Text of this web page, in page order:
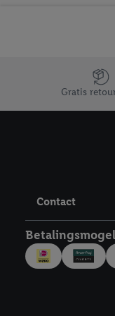
Jouw voordelen bij
Gratis
Contact